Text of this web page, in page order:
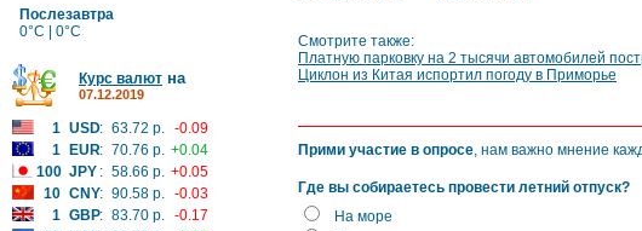
Послезавтра
0°C | 0°C
Курс валют на
07.12.2019
1 USD: 63.72 р. -0.09
1
EUR: 70.76 р. +0.04
100 JPY : 58.66 р. +0.05
10 CNY: 90.58 р. -0.03
1 GBP: 83.70 р. -0.17
Смотрите также:
Платную парковку на 2 тысячи автомобилей
Циклон из Китая испортил погоду в Приморье
Прими участие в опросе, нам важно мнение
Где вы собираетесь провести летний отпуск?
На море